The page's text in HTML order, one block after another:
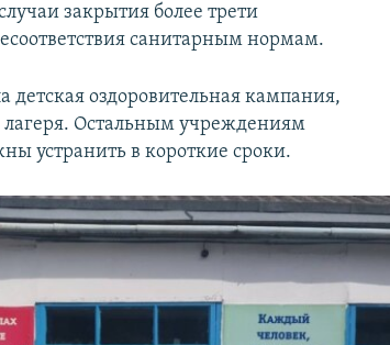
закрытия более трети
санитарным нормам.
детская оздоровительная кампания,
Остальным учреждениям
устранить в короткие сроки.​